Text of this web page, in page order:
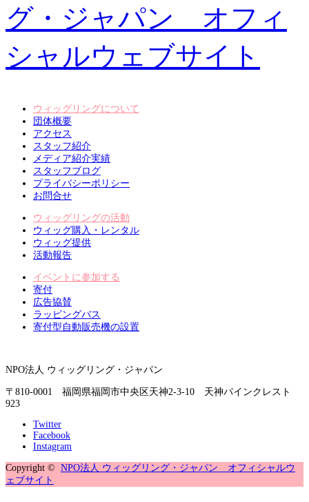
ウィッグリングについて
団体概要
アクセス
スタッフ紹介
メディア紹介実績
スタッフブログ
プライバシーポリシー
お問合せ
ウィッグリングの活動
ウィッグ購入・レンタル
ウィッグ提供
活動報告
イベントに参加する
寄付
広告協賛
ラッピングバス
寄付型自動販売機の設置
NPO法人 ウィッグリング・ジャパン
〒810-0001 福岡県福岡市中央区天神2-3-10 天神パインクレスト
923
Twitter
Facebook
Instagram
Copyright © NPO法人 ウィッグリング・ジャパン オフィシャルウ
ェブサイト